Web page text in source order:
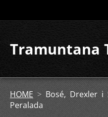
Tramuntana
HOME > Bosé, Drexler i
Peralada